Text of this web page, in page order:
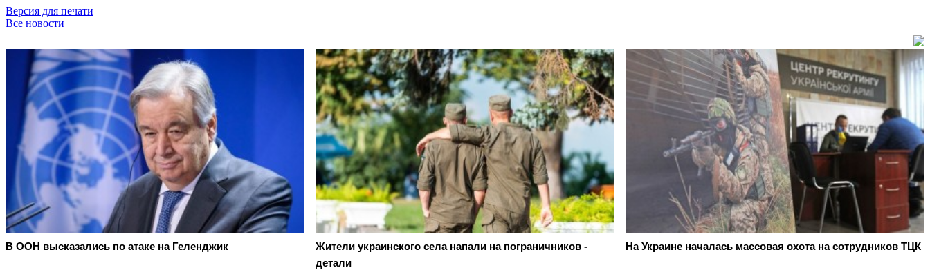
Версия для печати
Все новости
В ООН высказались по атаке на Геленджик
Жители украинского села напали на пограничников -
детали
На Украине началась массовая охота на сотрудников ТЦК